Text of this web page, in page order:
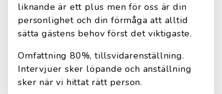
liknande är ett plus men för oss är din
personlighet och din förmåga att alltid
sätta gästens behov först det viktigaste.
Omfattning 80%, tillsvidarenställning.
Intervjuer sker löpande och anställning
sker när vi hittat rätt person.